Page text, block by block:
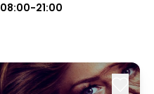
08:00-21:00